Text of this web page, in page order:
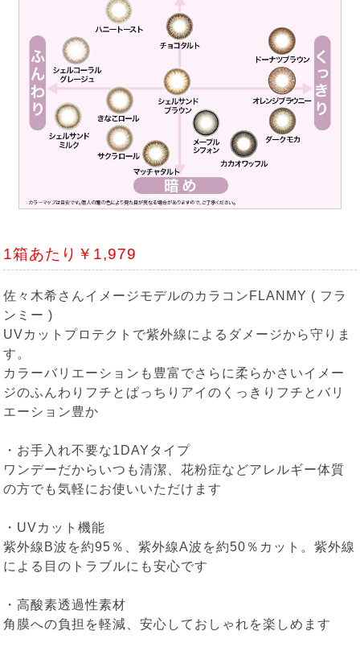
1箱あたり￥1,979
佐々木希さんイメージモデルのカラコンFLANMY ( フラ
ンミー )
UVカットプロテクトで紫外線によるダメージから守りま
す。
カラーバリエーションも豊富でさらに柔らかさいイメー
ジのふんわりフチとぱっちりアイのくっきりフチとバリ
エーション豊か
・お手入れ不要な1DAYタイプ
ワンデーだからいつも清潔、花粉症などアレルギー体質
の方でも気軽にお使いいただけます
・UVカット機能
紫外線B波を約95％、紫外線A波を約50％カット。紫外線
による目のトラブルにも安心です
・高酸素透過性素材
角膜への負担を軽減、安心しておしゃれを楽しめます